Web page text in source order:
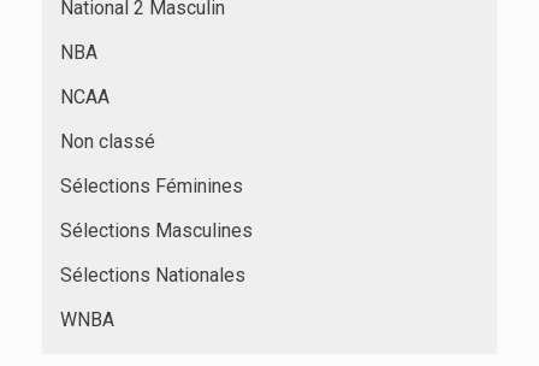
National 2 Masculin
NBA
NCAA
Non classé
Sélections Féminines
Sélections Masculines
Sélections Nationales
WNBA